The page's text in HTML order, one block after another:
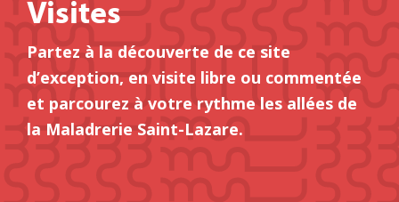
Visites
Partez à la découverte de ce site
d’exception, en visite libre ou commentée
et parcourez à votre rythme les allées de
la Maladrerie Saint-Lazare.